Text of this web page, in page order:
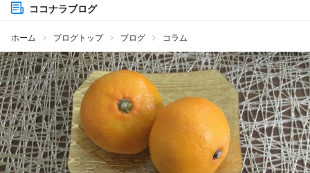
ココナラブログ
ホーム ブログトップ ブログ コラム